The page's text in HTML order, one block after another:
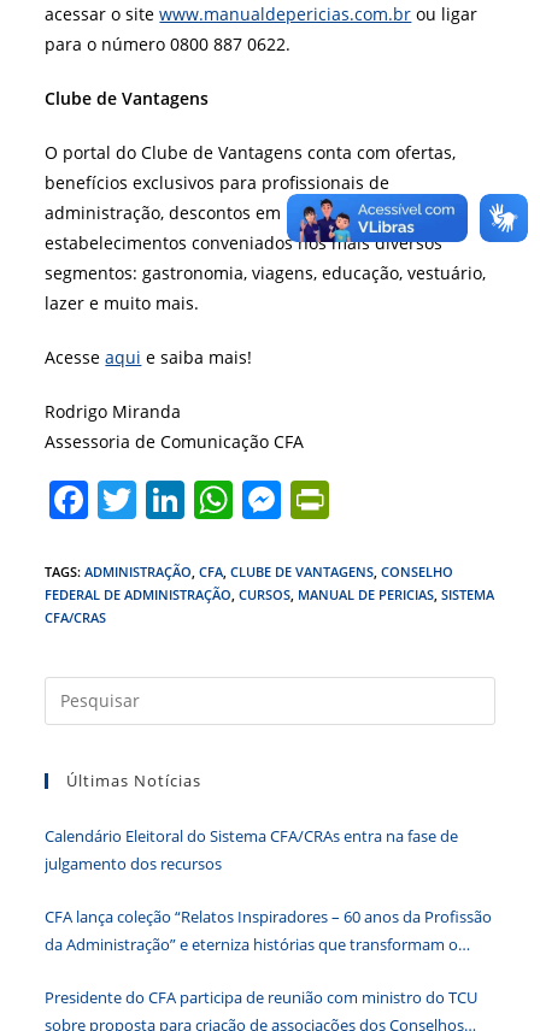
acessar o sitewww.manualdepericias.com.br ou ligar
para o número 0800 887 0622.
Clube de Vantagens
O portal do Clube de Vantagens conta com ofertas,
benefícios exclusivos para profissionais de
administração, descontos em lojas on-line e
estabelecimentos conveniados nos mais diversos
segmentos: gastronomia, viagens, educação, vestuário,
lazer e muito mais.
Acesseaqui e saiba mais!
Rodrigo Miranda
Assessoria de Comunicação CFA
F
c
e
o
o
k
T
itt
er
Li
k
e
n
W
at
s
p
p
M
ss
e
g
er
tF
ri
n
dl
TAGS:ADMINISTRAÇÃO CFA CLUBE DE VANTAGENS CONSELHO
FEDERAL DE ADMINISTRAÇÃO CURSOS MANUAL DE PERICIAS SISTEMA
CFA/CRAS
a
Últimas Notícias
Calendário Eleitoral do Sistema CFA/CRAs entra na fase de
julgamento dos recursos
CFA lança coleção “Relatos Inspiradores – 60 anos da Profissão
da Administração” e eterniza histórias que transformam o
Presidente do CFA participa de reunião com ministro do TCU
sobre proposta para criação de associações dos Conselhos